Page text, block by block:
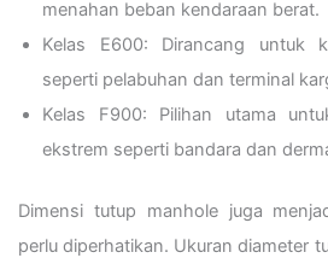
menahan beban kendaraan berat.
Kelas E600: Dirancang untuk
seperti pelabuhan dan terminal
Kelas F900: Pilihan utama
ekstrem seperti bandara dan
Dimensi tutup manhole juga
perlu diperhatikan. Ukuran diameter